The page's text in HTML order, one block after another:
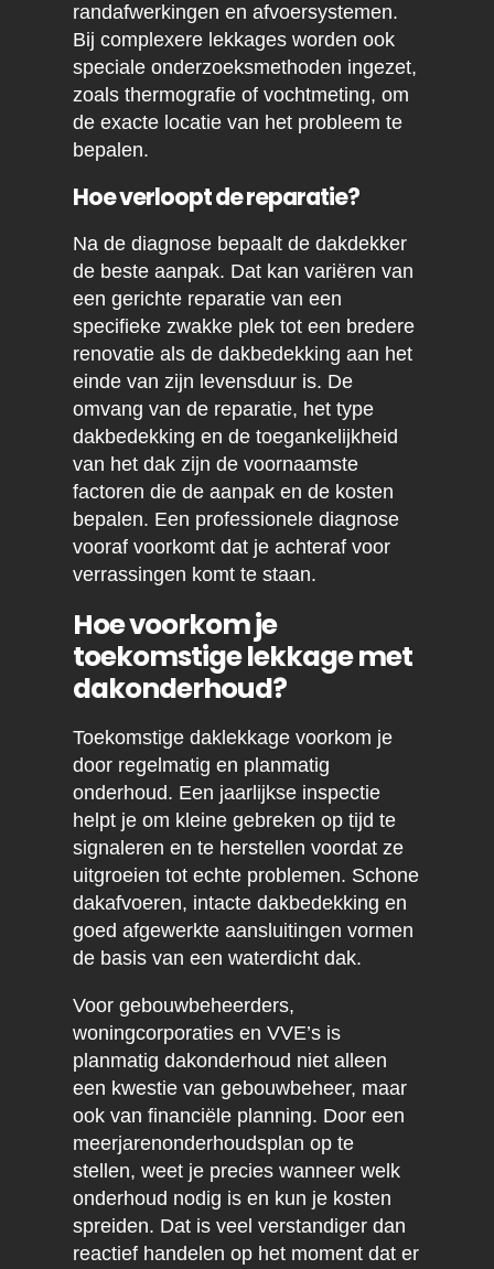
randafwerkingen en afvoersystemen.
Bij complexere lekkages worden ook
speciale onderzoeksmethoden ingezet,
zoals thermografie of vochtmeting, om
de exacte locatie van het probleem te
bepalen.
Hoe verloopt de reparatie?
Na de diagnose bepaalt de dakdekker
de beste aanpak. Dat kan variëren van
een gerichte reparatie van een
specifieke zwakke plek tot een bredere
renovatie als de dakbedekking aan het
einde van zijn levensduur is. De
omvang van de reparatie, het type
dakbedekking en de toegankelijkheid
van het dak zijn de voornaamste
factoren die de aanpak en de kosten
bepalen. Een professionele diagnose
vooraf voorkomt dat je achteraf voor
verrassingen komt te staan.
Hoe voorkom je
toekomstige lekkage met
dakonderhoud?
Toekomstige daklekkage voorkom je
door regelmatig en planmatig
onderhoud. Een jaarlijkse inspectie
helpt je om kleine gebreken op tijd te
signaleren en te herstellen voordat ze
uitgroeien tot echte problemen. Schone
dakafvoeren, intacte dakbedekking en
goed afgewerkte aansluitingen vormen
de basis van een waterdicht dak.
Voor gebouwbeheerders,
woningcorporaties en VVE’s is
planmatig dakonderhoud niet alleen
een kwestie van gebouwbeheer, maar
ook van financiële planning. Door een
meerjarenonderhoudsplan op te
stellen, weet je precies wanneer welk
onderhoud nodig is en kun je kosten
spreiden. Dat is veel verstandiger dan
reactief handelen op het moment dat er